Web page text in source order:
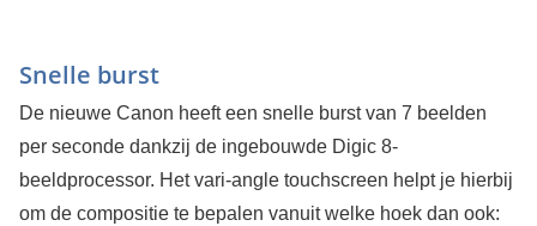
Snelle burst
De nieuwe Canon heeft een snelle burst van 7 beelden
per seconde dankzij de ingebouwde Digic 8-
beeldprocessor. Het vari-angle touchscreen helpt je hierbij
om de compositie te bepalen vanuit welke hoek dan ook: